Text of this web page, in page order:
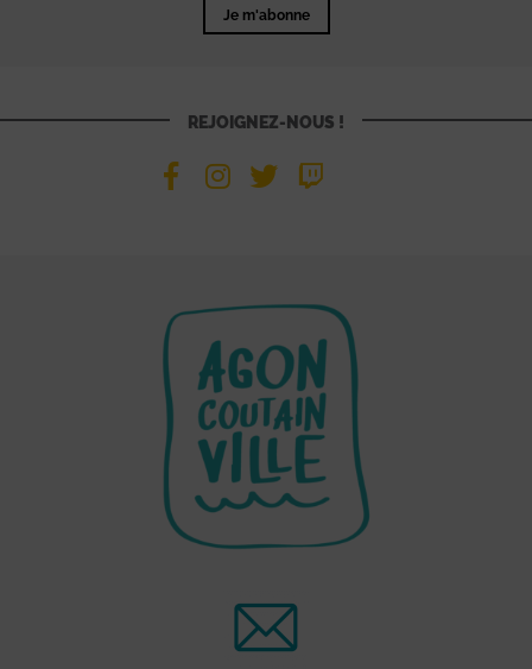
Je m'abonne
REJOIGNEZ-NOUS !